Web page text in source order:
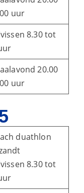
uur
8.30 tot
20.00
uur
duathlon
8.30 tot